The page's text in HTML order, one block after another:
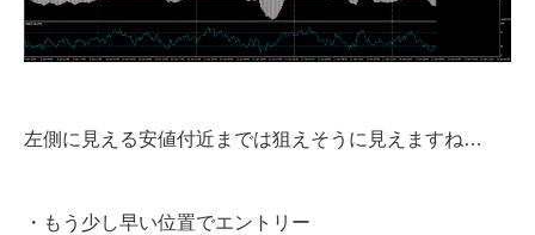
左側に見える安値付近までは狙えそうに見えますね…
・もう少し早い位置でエントリー